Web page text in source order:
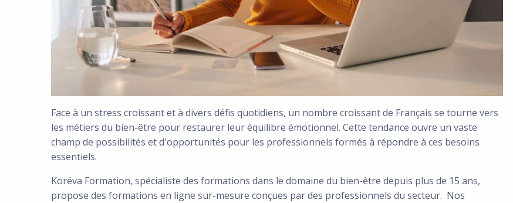
Face à un stress croissant et à divers défis quotidiens, un nombre croissant de Français se tourne vers
les métiers du bien-être pour restaurer leur équilibre émotionnel. Cette tendance ouvre un vaste
champ de possibilités et d'opportunités pour les professionnels formés à répondre à ces besoins
essentiels.
Koréva Formation, spécialiste des formations dans le domaine du bien-être depuis plus de 15 ans,
propose des formations en ligne sur-mesure conçues par des professionnels du secteur. Nos